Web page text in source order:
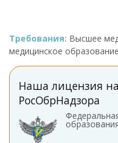
Требования: Высшее
медицинское
Наша лицензия
РосОбрНадзора